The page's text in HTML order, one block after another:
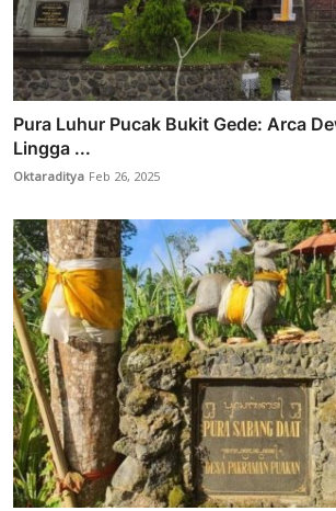
Pura Luhur Pucak Bukit Gede: Arca
Lingga ...
Oktaraditya Feb 26, 2025